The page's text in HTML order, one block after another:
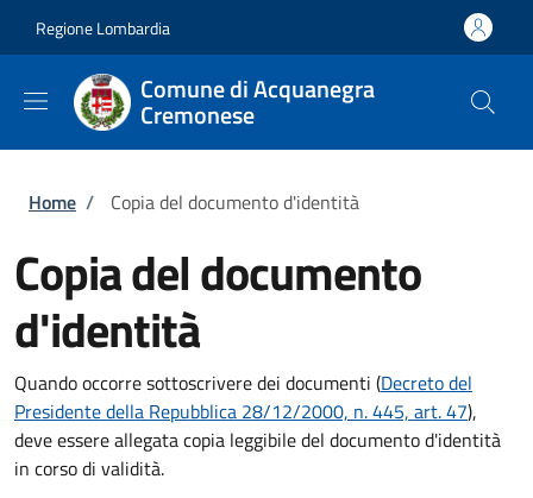
Regione Lombardia
Comune di Acquanegra
Cremonese
Briciole di pane
Home / Copia del documento d'identità
Copia del documento
d'identità
Quando occorre sottoscrivere dei documenti (Decreto del
Presidente della Repubblica 28/12/2000, n. 445, art. 47),
deve essere allegata copia leggibile del documento d'identità
in corso di validità.